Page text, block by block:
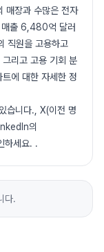
매장과 수많은 전자
매출 6,480억 달러
직원을 고용하고
리고 고용 기회 분
에 대한 자세한 정
니다., X(이전 명
의
세요. .
다.